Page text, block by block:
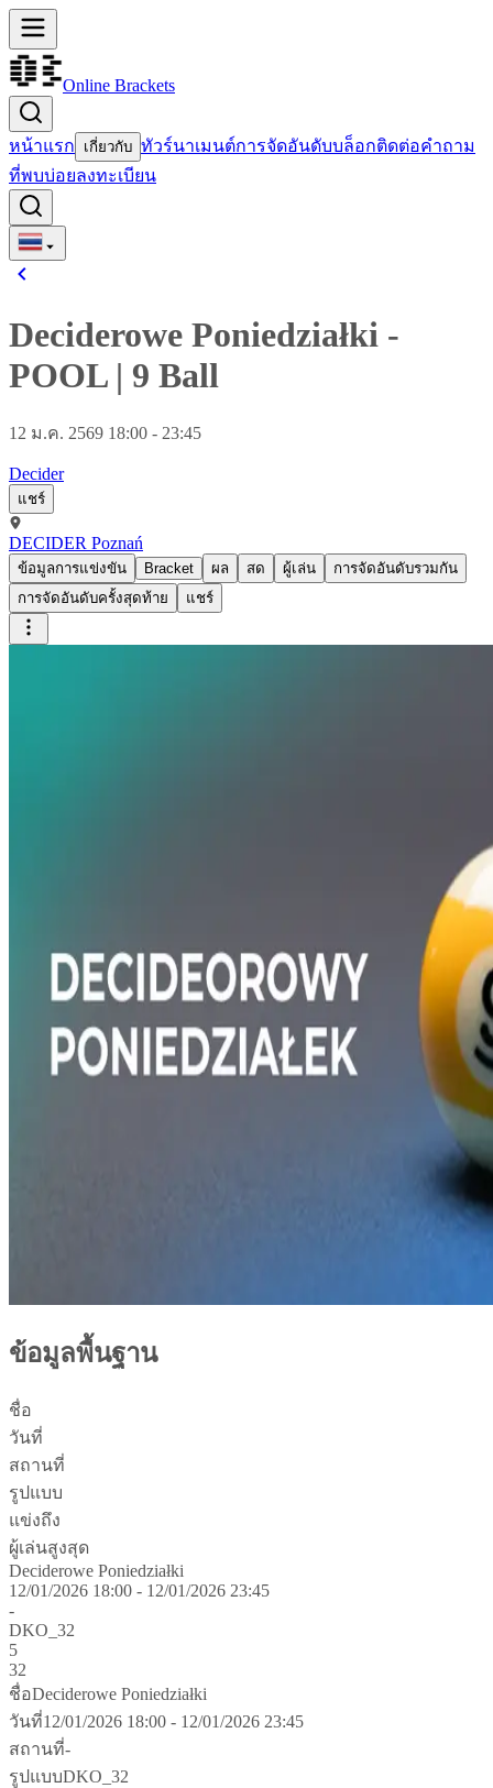
Online Brackets
หน้าแรก เกี่ยวกับ ทัวร์นาเมนต์การจัดอันดับบล็อกติดต่อคำถาม
ที่พบบ่อยลงทะเบียน
Deciderowe Poniedziałki -
POOL| 9 Ball
12 ม.ค. 2569 18:00 - 23:45
Decider
แชร์
DECIDER Poznań
ข้อมูลการแข่งขัน Bracket ผล สด ผู้เล่น
การจัดอันดับรวมกัน
การจัดอันดับครั้งสุดท้าย
แชร์
ข้อมูลพื้นฐาน
ชื่อ
วันที่
สถานที่
รูปแบบ
แข่งถึง
ผู้เล่นสูงสุด
Deciderowe Poniedziałki
12/01/2026 18:00 - 12/01/2026 23:45
-
DKO_32
5
32
ชื่อDeciderowe Poniedziałki
วันที่12/01/2026 18:00 - 12/01/2026 23:45
สถานที่-
รูปแบบDKO_32